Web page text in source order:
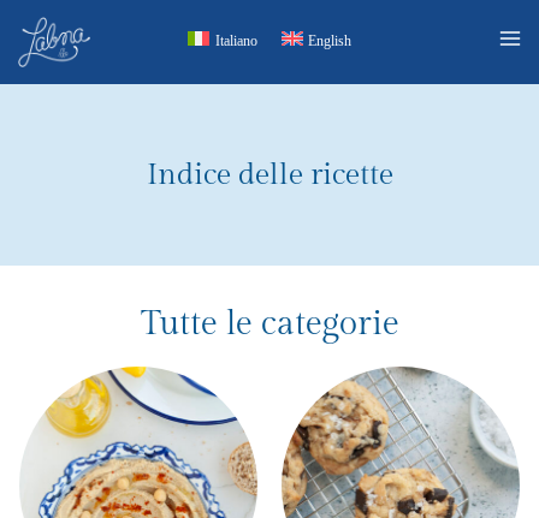
Salta
contenuto
Italiano English
Indice delle ricette
Tutte le categorie